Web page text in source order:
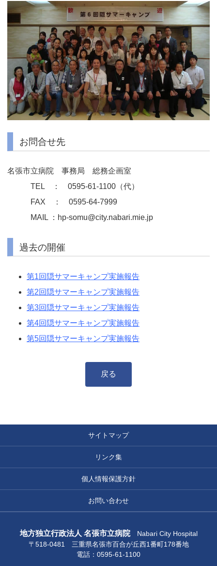
お問合せ先
名張市立病院 事務局 総務企画室
TEL ： 0595-61-1100（代）
FAX ： 0595-64-7999
MAIL ：hp-somu@city.nabari.mie.jp
過去の開催
第1回隠サマーキャンプ実施報告
第2回隠サマーキャンプ実施報告
第3回隠サマーキャンプ実施報告
第4回隠サマーキャンプ実施報告
第5回隠サマーキャンプ実施報告
戻る
サイトマップ
リンク集
個人情報保護方針
お問い合わせ
地方独立行政法人 名張市立病院Nabari City Hospital
〒518-0481 三重県名張市百合が丘西1番町178番地
電話：0595-61-1100